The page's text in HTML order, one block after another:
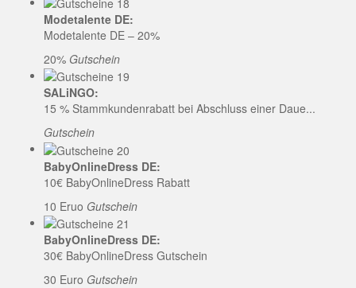
Modetalente DE:
Modetalente DE – 20%
20% Gutschein
SALiNGO:
15 % Stammkundenrabatt bei Abschluss einer Daue...
Gutschein
BabyOnlineDress DE:
10€ BabyOnlineDress Rabatt
10 Eruo Gutschein
BabyOnlineDress DE:
30€ BabyOnlineDress Gutschein
30 Euro Gutschein